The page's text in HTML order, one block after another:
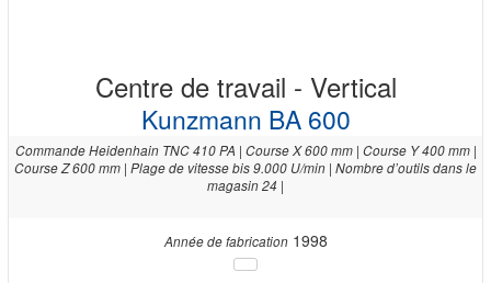
Centre de travail - Vertical
Kunzmann BA 600
Commande Heidenhain TNC 410 PA | Course X 600 mm | Course Y 400 mm |
Course Z 600 mm | Plage de vitesse bis 9.000 U/min | Nombre d’outils dans le
magasin 24 |
Année de fabrication1998